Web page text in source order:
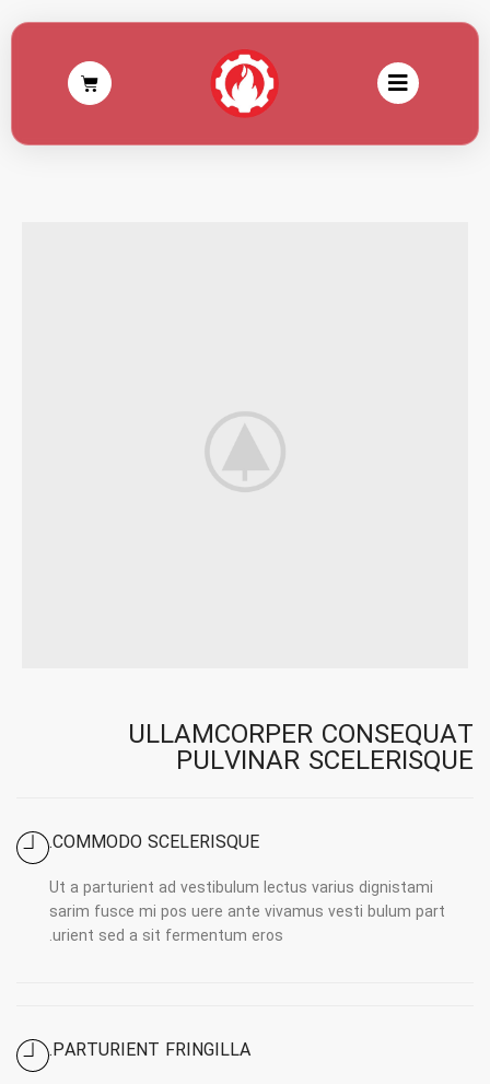
ULLAMCORPER CONSEQUAT
PULVINAR SCELERISQUE
COMMODO SCELERISQUE.
Ut a parturient ad vestibulum lectus varius dignistami
sarim fusce mi pos uere ante vivamus vesti bulum part
urient sed a sit fermentum eros.
PARTURIENT FRINGILLA.